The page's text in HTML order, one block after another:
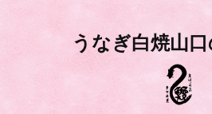
うなぎ白焼山